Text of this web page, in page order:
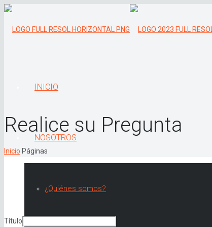
INICIO
NOSOTROS
¿Quiénes somos?
Realice su Pregunta
Inicio Páginas
Título